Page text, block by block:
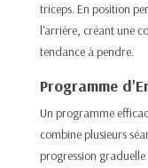
triceps. En position
l'arrière, créant une
tendance à pendre.
Programme
Un programme
combine plusieurs
progression graduelle